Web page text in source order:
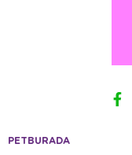
PETBURADA